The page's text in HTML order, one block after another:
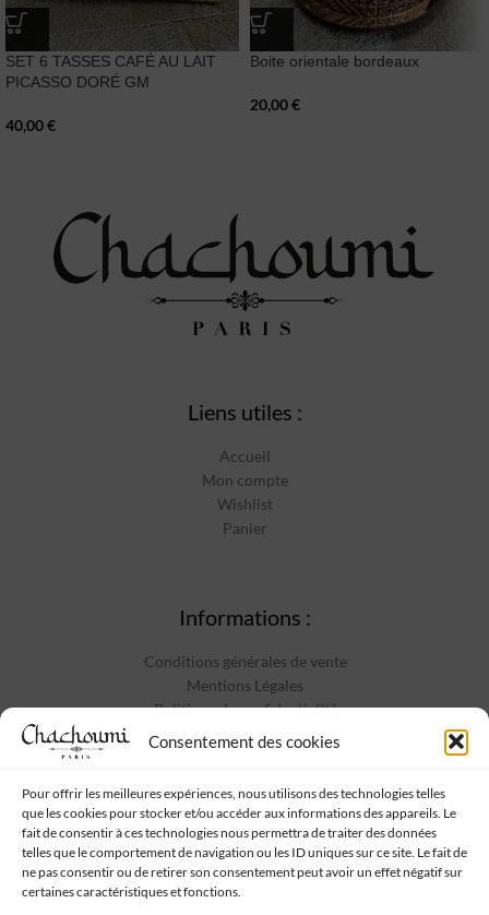
Consentement des cookies
Pour offrir les meilleures expériences, nous utilisons des technologies telles
que les cookies pour stocker et/ou accéder aux informations des appareils. Le
fait de consentir à ces technologies nous permettra de traiter des données
telles que le comportement de navigation ou les ID uniques sur ce site. Le fait de
ne pas consentir ou de retirer son consentement peut avoir un effet négatif sur
certaines caractéristiques et fonctions.
SET 6 TASSES CAFÉ AU LAIT
PICASSO DORÉ GM
40,00€
Boite orientale bordeaux
20,00€
Liens utiles :
Accueil
Mon compte
Wishlist
Panier
Informations :
Conditions générales de vente
Mentions Légales
Politique de confidentialité
Contact
Suivez-nous :